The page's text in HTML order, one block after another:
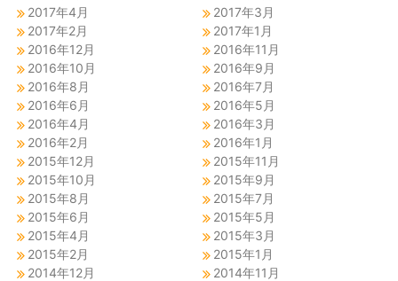
2017年4月
2017年3月
2017年2月
2017年1月
2016年12月
2016年11月
2016年10月
2016年9月
2016年8月
2016年7月
2016年6月
2016年5月
2016年4月
2016年3月
2016年2月
2016年1月
2015年12月
2015年11月
2015年10月
2015年9月
2015年8月
2015年7月
2015年6月
2015年5月
2015年4月
2015年3月
2015年2月
2015年1月
2014年12月
2014年11月